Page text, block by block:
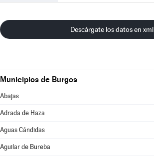
Descárgate los datos en xml
Municipios de Burgos
Abajas
Adrada de Haza
Aguas Cándidas
Aguilar de Bureba